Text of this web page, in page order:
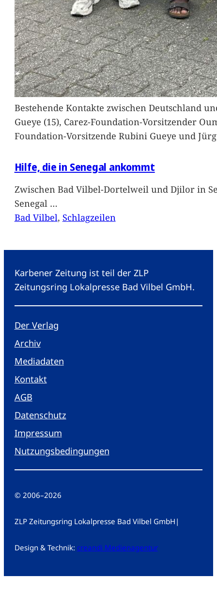
Bestehende Kontakte zwischen Deutschland
Gueye (15), Carez-Foundation-Vorsitzender
Foundation-Vorsitzende Rubini Gueye und
Hilfe, die in Senegal ankommt
Zwischen Bad Vilbel-Dortelweil und Djilor in
Senegal …
Bad Vilbel, Schlagzeilen
Karbener Zeitung ist teil der ZLP
Zeitungsring Lokalpresse Bad Vilbel GmbH.
Der Verlag
Archiv
Mediadaten
Kontakt
AGB
Datenschutz
Impressum
Nutzungsbedingungen
© 2006–2026
ZLP Zeitungsring Lokalpresse Bad Vilbel GmbH |
Design & Technik: creandi Medienagentur